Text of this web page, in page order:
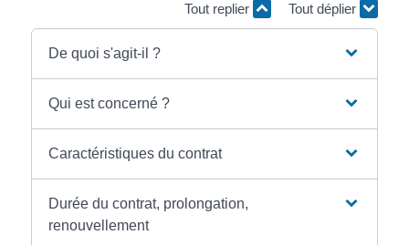
Tout replier Tout déplier
De quoi s'agit-il ?
Qui est concerné ?
Caractéristiques du contrat
Durée du contrat, prolongation,
renouvellement